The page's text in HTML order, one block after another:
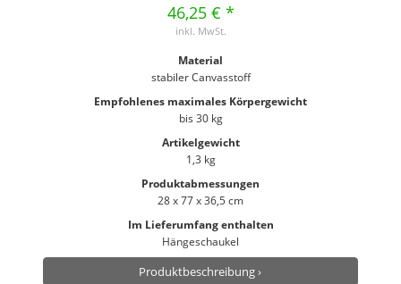
46,25 € *
inkl. MwSt.
Material
stabiler Canvasstoff
Empfohlenes maximales Körpergewicht
bis 30 kg
Artikelgewicht
1,3 kg
Produktabmessungen
28 x 77 x 36,5 cm
Im Lieferumfang enthalten
Hängeschaukel
Produktbeschreibung ›